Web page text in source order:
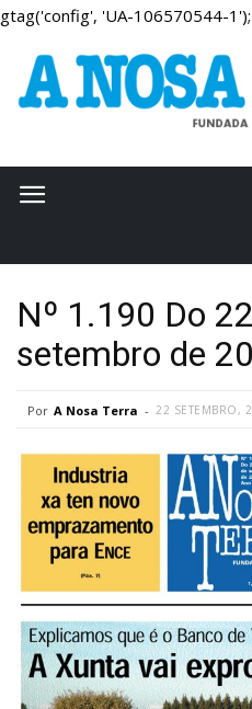
gtag('config', 'UA-106570544-1');
Nº 1.190 Do
setembro de
Por A Nosa Terra - 22 SETEMBRO,